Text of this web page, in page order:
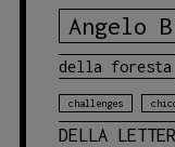
Angelo
della foresta
challenges
DELLA